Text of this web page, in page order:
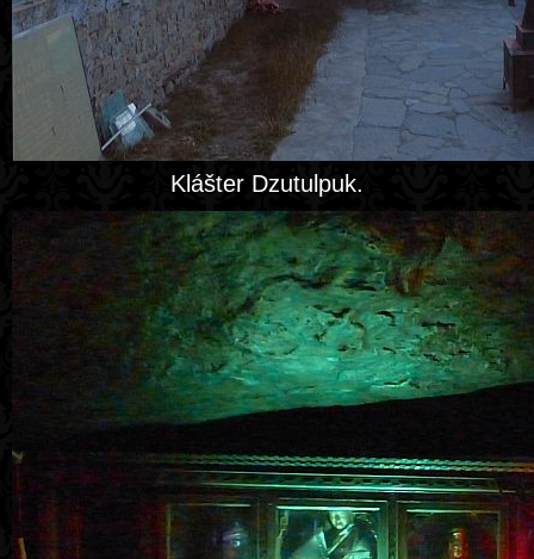
Klášter Dzutulpuk.